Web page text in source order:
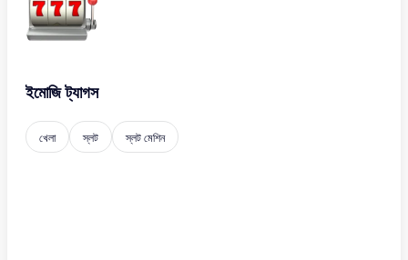
ইমোজি ট্যাগস
খেলা স্লট স্লট মেশিন